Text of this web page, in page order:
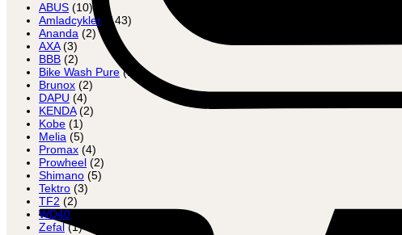
ABUS (10)
Amladcykler
(143)
Ananda (2)
AXA (3)
BBB (2)
Bike Wash Pure (1)
Brunox (2)
DAPU (4)
KENDA (2)
Kobe (1)
Melia (5)
Promax (4)
Prowheel (2)
Shimano (5)
Tektro (3)
TF2 (2)
WD40
Zefal (1)